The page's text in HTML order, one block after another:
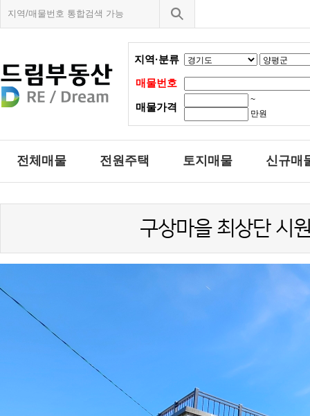
지역·분류
매물번호
매물가격
~
만원
전체매물 전원주택 토지매물 신규매
구상마을 최상단 시